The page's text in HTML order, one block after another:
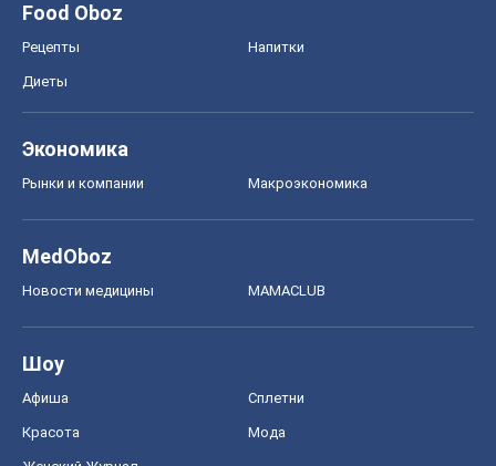
Food Oboz
Рецепты Напитки
Диеты
Экономика
Рынки и компании Mакроэкономика
MedOboz
Новости медицины MAMACLUB
Шоу
Афиша Сплетни
Красота Мода